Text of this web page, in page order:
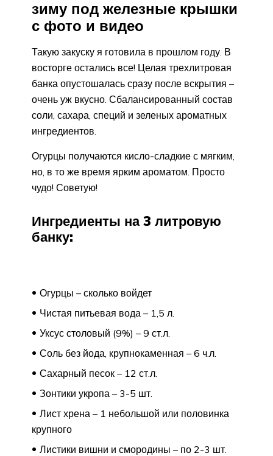
зиму под железные крышки
с фото и видео
Такую закуску я готовила в прошлом году. В
восторге остались все! Целая трехлитровая
банка опустошалась сразу после вскрытия –
очень уж вкусно. Сбалансированный состав
соли, сахара, специй и зеленых ароматных
ингредиентов.
Огурцы получаются кисло-сладкие с мягким,
но, в то же время ярким ароматом. Просто
чудо! Советую!
Ингредиенты на 3 литровую
банку:
Огурцы – сколько войдет
Чистая питьевая вода – 1,5 л.
Уксус столовый (9%) – 9 ст.л.
Соль без йода, крупнокаменная – 6 ч.л.
Сахарный песок – 12 ст.л.
Зонтики укропа – 3-5 шт.
Лист хрена – 1 небольшой или половинка
крупного
Листики вишни и смородины – по 2-3 шт.